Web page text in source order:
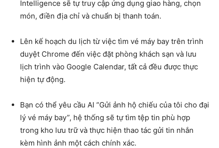
Intelligence sẽ tự truy cập ứng dụng giao hàng, chọn
món, điền địa chỉ và chuẩn bị thanh toán.
Lên kế hoạch du lịch từ việc tìm vé máy bay trên trình
duyệt Chrome đến việc đặt phòng khách sạn và lưu
lịch trình vào Google Calendar, tất cả đều được thực
hiện tự động.
Bạn có thể yêu cầu AI “Gửi ảnh hộ chiếu của tôi cho đại
lý vé máy bay”, hệ thống sẽ tự tìm tệp tin phù hợp
trong kho lưu trữ và thực hiện thao tác gửi tin nhắn
kèm hình ảnh một cách chính xác.